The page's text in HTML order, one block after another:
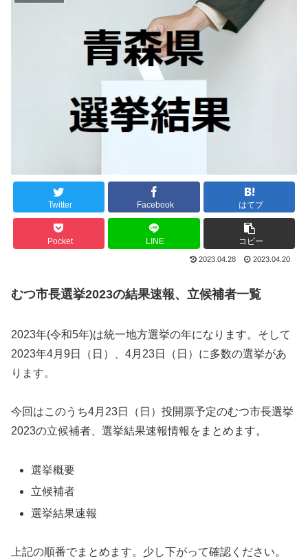
Twitter Facebook はてブ
Pocket LINE コピー
2023.04.28 2023.04.20
むつ市長選挙2023の結果速報、立候補者一覧
2023年(令和5年)は統一地方選挙の年になります。そして
2023年4月9日（日）、4月23日（日）に多数の選挙があ
ります。
今回はこのうち4月23日（日）投開票予定のむつ市長選挙
2023の立候補者、選挙結果速報情報をまとめます。
選挙概要
立候補者
選挙結果速報
上記の順番でまとめます。少し下がって確認ください。